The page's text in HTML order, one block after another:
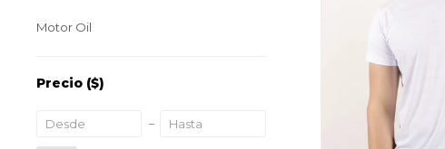
Motor Oil
Precio ($)